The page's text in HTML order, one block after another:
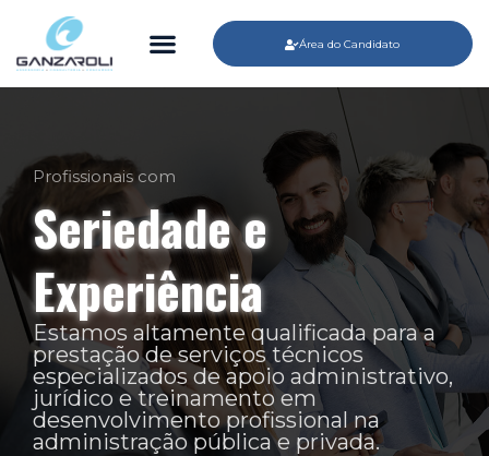
Área do Candidato
Profissionais com
Seriedade e
Experiência
Estamos altamente qualificada para a
prestação de serviços técnicos
especializados de apoio administrativo,
jurídico e treinamento em
desenvolvimento profissional na
administração pública e privada.